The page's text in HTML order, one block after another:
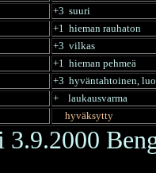
+3 suuri
+1 hieman rauhaton
+3 vilkas
+1 hieman pehmeä
+3 hyväntahtoinen,
+ laukausvarma
hyväksytty
3.9.2000